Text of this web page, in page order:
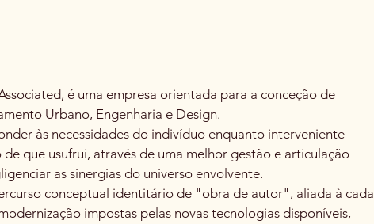
é uma empresa orientada para a conceção de
Urbano, Engenharia e Design.
às necessidades do indivíduo enquanto interveniente
que usufrui, através de uma melhor gestão e articulação
as sinergias do universo envolvente.
conceptual identitário de "obra de autor", aliada à cada
impostas pelas novas tecnologias disponíveis,